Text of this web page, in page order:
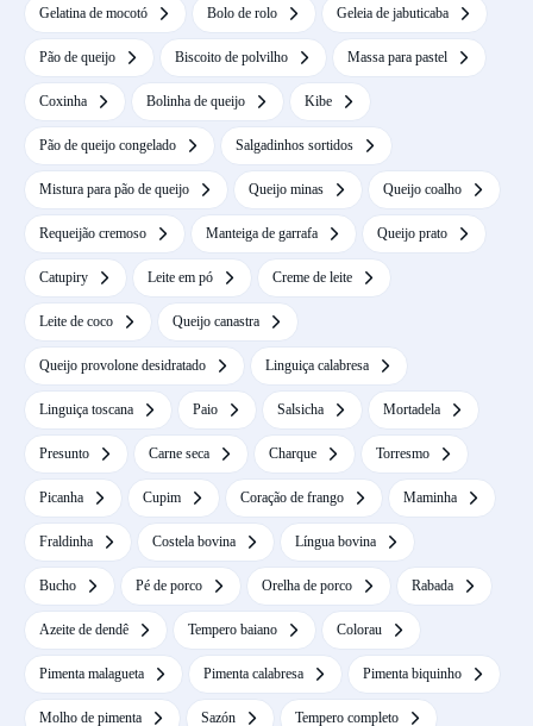
Gelatina de mocotó Bolo de rolo Geleia de jabuticaba
Pão de queijo Biscoito de polvilho Massa para pastel
Coxinha Bolinha de queijo Kibe
Pão de queijo congelado Salgadinhos sortidos
Mistura para pão de queijo Queijo minas Queijo coalho
Requeijão cremoso Manteiga de garrafa Queijo prato
Catupiry Leite em pó Creme de leite
Leite de coco Queijo canastra
Queijo provolone desidratado Linguiça calabresa
Linguiça toscana Paio Salsicha Mortadela
Presunto Carne seca Charque Torresmo
Picanha Cupim Coração de frango Maminha
Fraldinha Costela bovina Língua bovina
Bucho Pé de porco Orelha de porco Rabada
Azeite de dendê Tempero baiano Colorau
Pimenta malagueta Pimenta calabresa Pimenta biquinho
Molho de pimenta Sazón Tempero completo